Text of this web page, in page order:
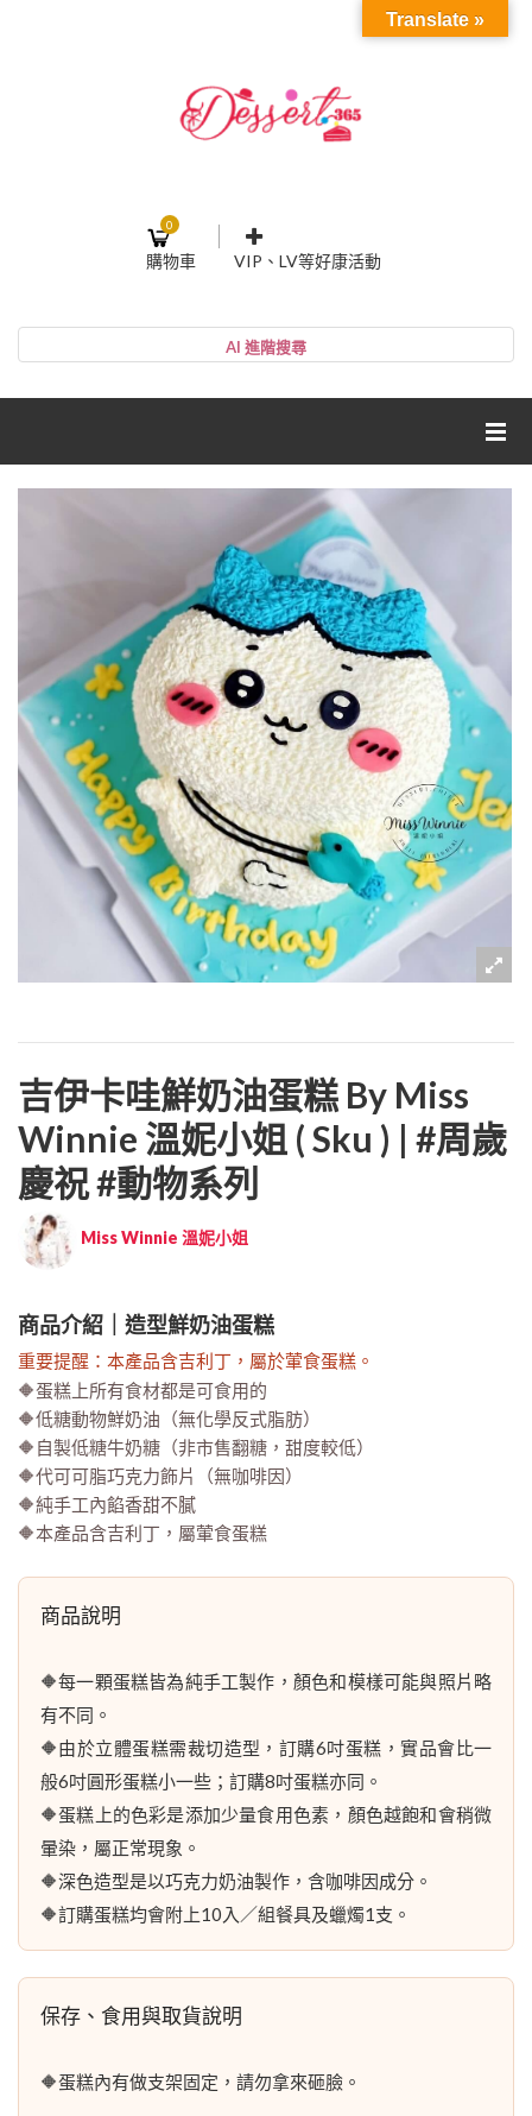
0
購物車 VIP、LV等好康活動
帳號
記住我
忘記密碼 註冊
網紅媽咪蛋糕心得分享
加入甜點廚師接單平台
吉伊卡哇鮮奶油蛋糕 By Miss
Winnie 溫妮小姐 ( Sku ) | #周歲
慶祝 #動物系列
Miss Winnie 溫妮小姐
商品介紹｜造型鮮奶油蛋糕
重要提醒：本產品含吉利丁，屬於葷食蛋糕。
🔶蛋糕上所有食材都是可食用的
🔶低糖動物鮮奶油（無化學反式脂肪）
🔶自製低糖牛奶糖（非市售翻糖，甜度較低）
🔶代可可脂巧克力飾片（無咖啡因）
🔶純手工內餡香甜不膩
🔶本產品含吉利丁，屬葷食蛋糕
商品說明
🔶每一顆蛋糕皆為純手工製作，顏色和模樣可能與照片略
有不同。
🔶由於立體蛋糕需裁切造型，訂購6吋蛋糕，實品會比一
般6吋圓形蛋糕小一些；訂購8吋蛋糕亦同。
🔶蛋糕上的色彩是添加少量食用色素，顏色越飽和會稍微
暈染，屬正常現象。
🔶深色造型是以巧克力奶油製作，含咖啡因成分。
🔶訂購蛋糕均會附上10入／組餐具及蠟燭1支。
保存、食用與取貨說明
🔶蛋糕內有做支架固定，請勿拿來砸臉。
Translate »